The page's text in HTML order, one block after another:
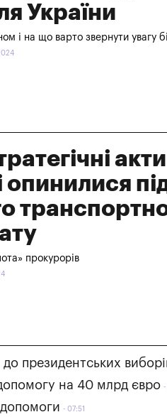
України
і на що варто звернути увагу
опинилися
прокурорів
президентських
на 40 млрд євро
допомоги 07:51